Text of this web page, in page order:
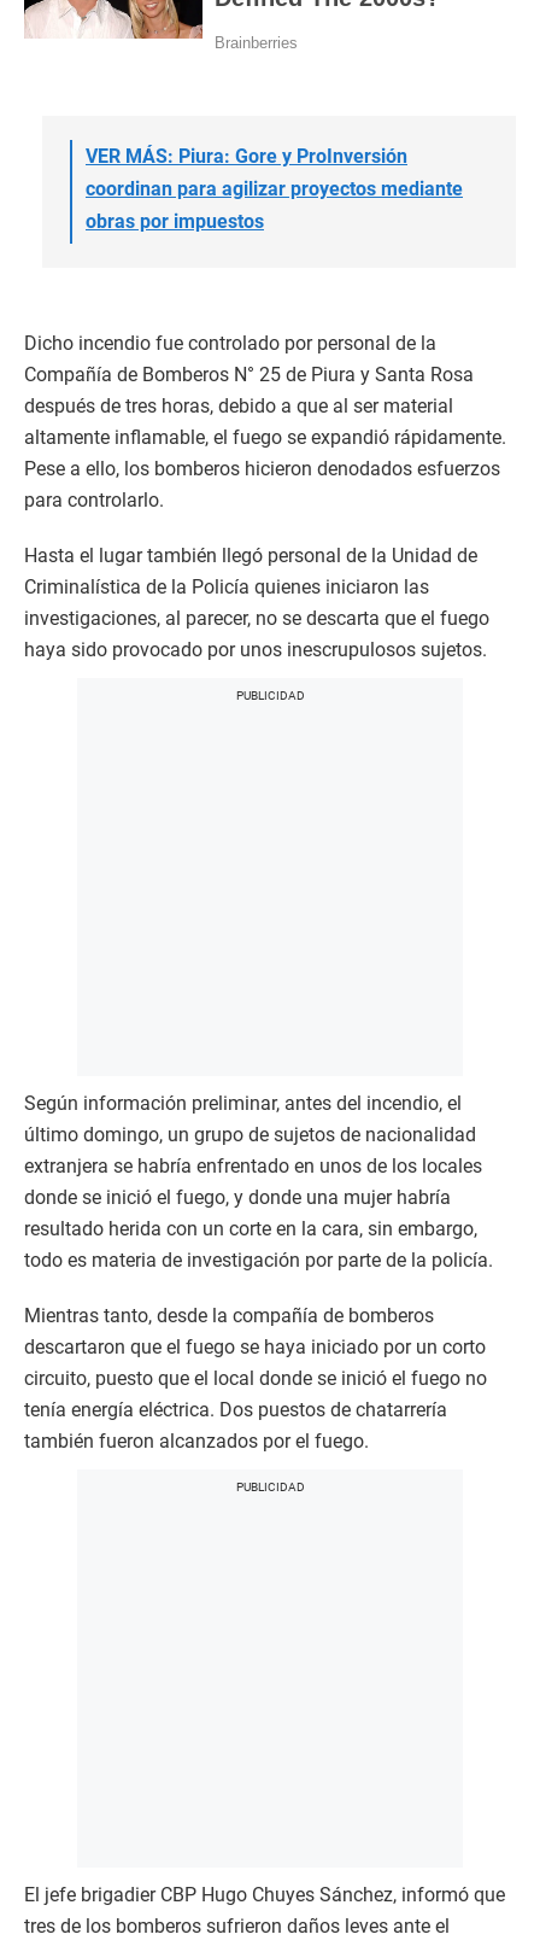
VER MÁS: Piura: Gore y ProInversión
coordinan para agilizar proyectos mediante
obras por impuestos
Dicho incendio fue controlado por personal de la
Compañía de Bomberos N° 25 de Piura y Santa Rosa
después de tres horas, debido a que al ser material
altamente inflamable, el fuego se expandió rápidamente.
Pese a ello, los bomberos hicieron denodados esfuerzos
para controlarlo.
Hasta el lugar también llegó personal de la Unidad de
Criminalística de la Policía quienes iniciaron las
investigaciones, al parecer, no se descarta que el fuego
haya sido provocado por unos inescrupulosos sujetos.
Según información preliminar, antes del incendio, el
último domingo, un grupo de sujetos de nacionalidad
extranjera se habría enfrentado en unos de los locales
donde se inició el fuego, y donde una mujer habría
resultado herida con un corte en la cara, sin embargo,
todo es materia de investigación por parte de la policía.
Mientras tanto, desde la compañía de bomberos
descartaron que el fuego se haya iniciado por un corto
circuito, puesto que el local donde se inició el fuego no
tenía energía eléctrica. Dos puestos de chatarrería
también fueron alcanzados por el fuego.
El jefe brigadier CBP Hugo Chuyes Sánchez, informó que
tres de los bomberos sufrieron daños leves ante el